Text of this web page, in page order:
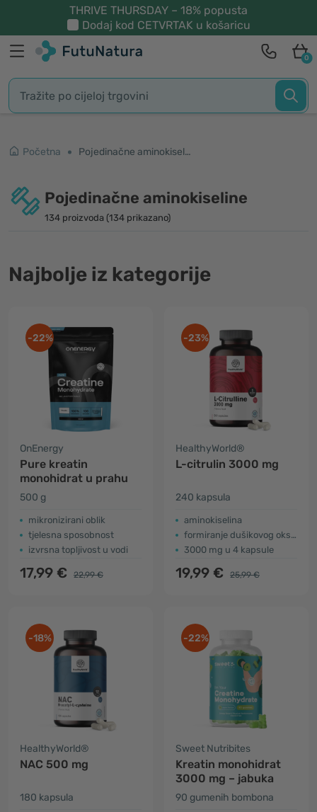
THRIVE THURSDAY – 18% popusta
Dodaj kod CETVRTAK u košaricu
0
Početna Pojedinačne aminokiseline
Pojedinačne aminokiseline
134 proizvoda (134 prikazano)
Najbolje iz kategorije
-22%
OnEnergy
Pure kreatin
monohidrat u prahu
500 g
mikronizirani oblik
tjelesna sposobnost
izvrsna topljivost u vodi
17,99 € 22,99 €
-23%
HealthyWorld®
L-citrulin 3000 mg
240 kapsula
aminokiselina
formiranje dušikovog oksida
3000 mg u 4 kapsule
19,99 € 25,99 €
-18%
HealthyWorld®
NAC 500 mg
180 kapsula
-22%
Sweet Nutribites
Kreatin monohidrat
3000 mg – jabuka
90 gumenih bombona